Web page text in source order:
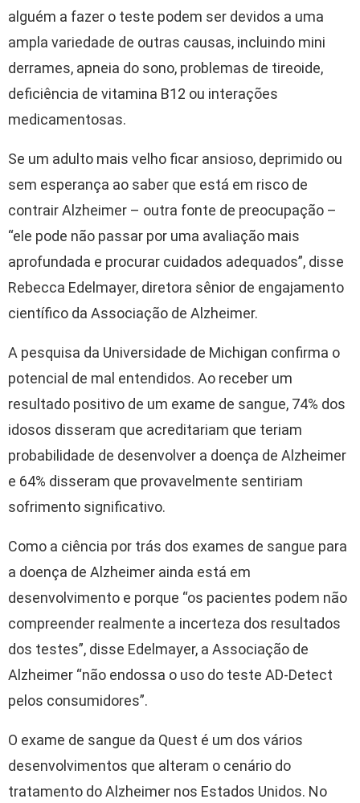
alguém a fazer o teste podem ser devidos a uma
ampla variedade de outras causas, incluindo mini
derrames, apneia do sono, problemas de tireoide,
deficiência de vitamina B12 ou interações
medicamentosas.
Se um adulto mais velho ficar ansioso, deprimido ou
sem esperança ao saber que está em risco de
contrair Alzheimer – outra fonte de preocupação –
“ele pode não passar por uma avaliação mais
aprofundada e procurar cuidados adequados”, disse
Rebecca Edelmayer, diretora sênior de engajamento
científico da Associação de Alzheimer.
A pesquisa da Universidade de Michigan confirma o
potencial de mal entendidos. Ao receber um
resultado positivo de um exame de sangue, 74% dos
idosos disseram que acreditariam que teriam
probabilidade de desenvolver a doença de Alzheimer
e 64% disseram que provavelmente sentiriam
sofrimento significativo.
Como a ciência por trás dos exames de sangue para
a doença de Alzheimer ainda está em
desenvolvimento e porque “os pacientes podem não
compreender realmente a incerteza dos resultados
dos testes”, disse Edelmayer, a Associação de
Alzheimer “não endossa o uso do teste AD-Detect
pelos consumidores”.
O exame de sangue da Quest é um dos vários
desenvolvimentos que alteram o cenário do
tratamento do Alzheimer nos Estados Unidos. No